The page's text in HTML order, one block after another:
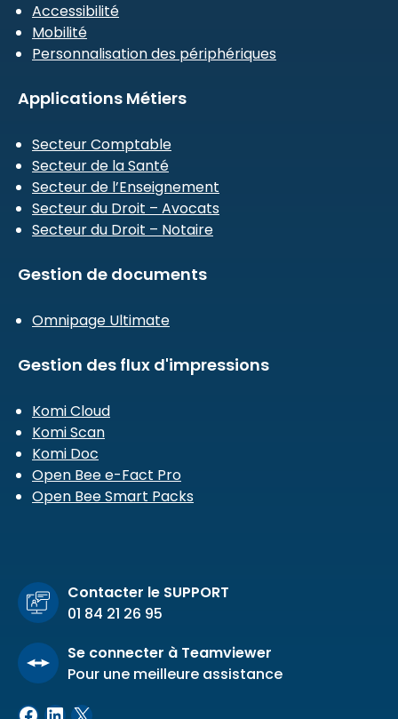
Accessibilité
Mobilité
Personnalisation des périphériques
Applications Métiers
Secteur Comptable
Secteur de la Santé
Secteur de l’Enseignement
Secteur du Droit – Avocats
Secteur du Droit – Notaire
Gestion de documents
Omnipage Ultimate
Gestion des flux d'impressions
Komi Cloud
Komi Scan
Komi Doc
Open Bee e-Fact Pro
Open Bee Smart Packs
Contacter le SUPPORT
01 84 21 26 95
Se connecter à Teamviewer
Pour une meilleure assistance